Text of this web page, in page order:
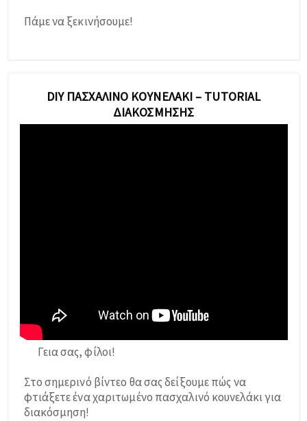
Πάμε να ξεκινήσουμε!
DIY ΠΑΣΧΑΛΙΝΌ ΚΟΥΝΕΛΆΚΙ – TUTORIAL
ΔΙΑΚΌΣΜΗΣΗΣ
Γεια σας, φίλοι!
Στο σημερινό βίντεο θα σας δείξουμε πώς να
φτιάξετε ένα χαριτωμένο πασχαλινό κουνελάκι για
διακόσμηση!